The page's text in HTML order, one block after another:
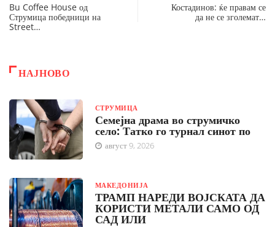
Bu Coffee House од
Струмица победници на
Street…
Костадинов: ќе правам се
да не се зголемат…
НАЈНОВО
СТРУМИЦА
Семејна драма во струмичко
село: Татко го турнал синот по
август 9, 2026
МАКЕДОНИЈА
ТРАМП НАРЕДИ ВОЈСКАТА ДА
КОРИСТИ МЕТАЛИ САМО ОД
САД ИЛИ